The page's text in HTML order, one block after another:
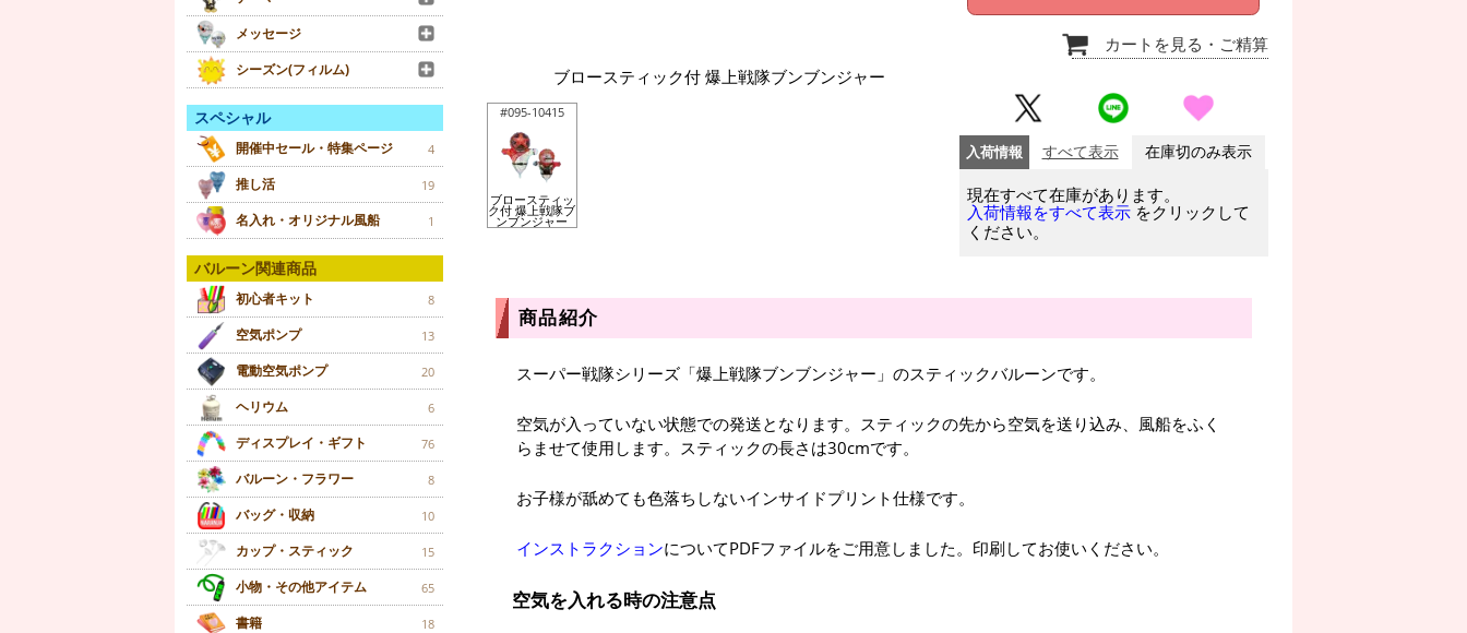
メッセージ
シーズン(フィルム)
スペシャル
開催中セール・特集ページ 4
推し活 19
名入れ・オリジナル風船 1
バルーン関連商品
初心者キット 8
空気ポンプ 13
電動空気ポンプ 20
ヘリウム 6
ディスプレイ・ギフト 76
バルーン・フラワー 8
バッグ・収納 10
カップ・スティック 15
小物・その他アイテム 65
書籍 18
ブロースティック付 爆上戦隊ブンブンジャー
#095-10415
ブロースティッ
ク付 爆上戦隊ブ
ンブンジャー
カートを見る ・ご精算
入荷情報 すべて表示 在庫切のみ表示
現在すべて在庫があります。
入荷情報をすべて表示 をクリックして
ください。
商品紹介
スーパー戦隊シリーズ「爆上戦隊ブンブンジャー」のスティックバルーンです。
空気が入っていない状態での発送となります。スティックの先から空気を送り込み、風船をふく
らませて使用します。スティックの長さは30cmです。
お子様が舐めても色落ちしないインサイドプリント仕様です。
インストラクションについてPDFファイルをご用意しました。印刷してお使いください。
空気を入れる時の注意点